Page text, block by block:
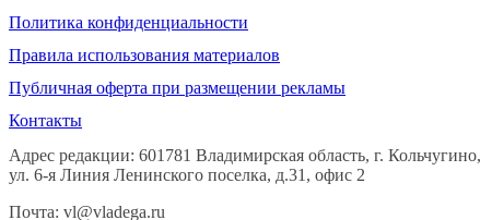
Политика конфиденциальности
Правила использования материалов
Публичная оферта при размещении рекламы
Контакты
Адрес редакции: 601781 Владимирская область, г. Кольчугино,
ул. 6-я Линия Ленинского поселка, д.31, офис 2
Почта: vl@vladega.ru